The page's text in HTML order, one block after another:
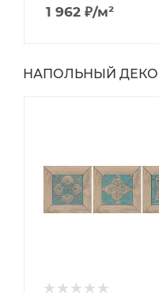
1 962 ₽/м²
НАПОЛЬНЫЙ